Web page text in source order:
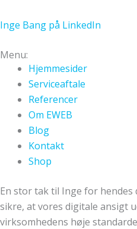
Inge Bang på LinkedIn
Menu:
Hjemmesider
Serviceaftale
Referencer
Om EWEB
Blog
Kontakt
Shop
En stor tak til Inge for
sikre, at vores digitale ansigt
virksomhedens høje